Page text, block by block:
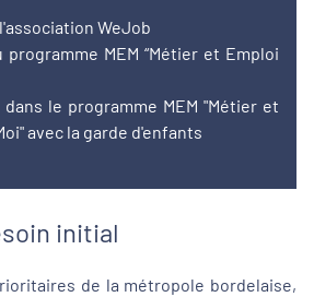
WeJob
programme MEM “Métier et Emploi
le programme MEM "Métier et
avec la garde d'enfants
initial
de la métropole bordelaise,